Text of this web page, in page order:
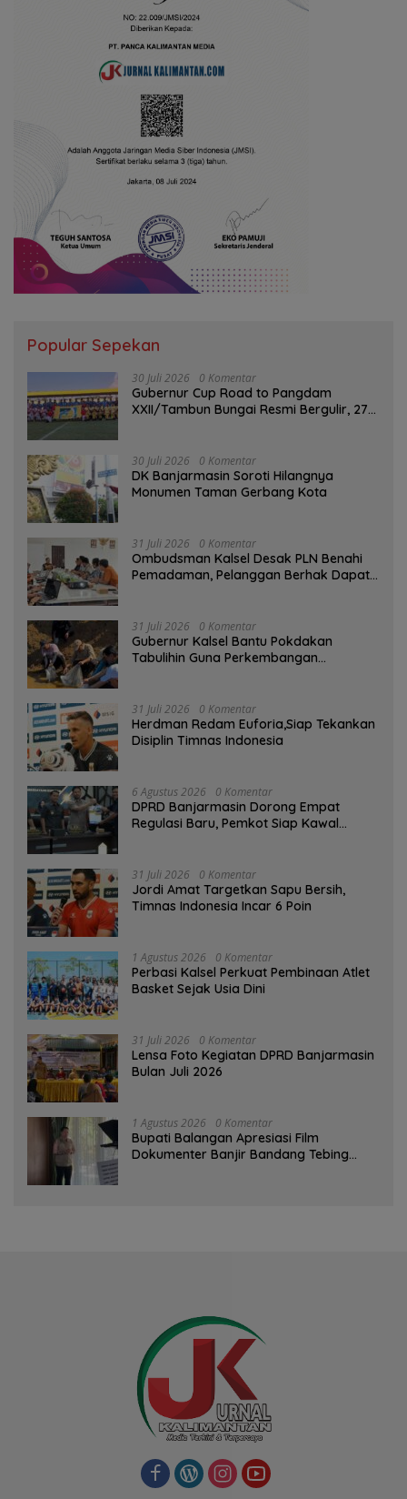
Popular Sepekan
30 Juli 2026 0 Komentar
Gubernur Cup Road to Pangdam
XXII/Tambun Bungai Resmi Bergulir, 27
30 Juli 2026 0 Komentar
DK Banjarmasin Soroti Hilangnya
Monumen Taman Gerbang Kota
31 Juli 2026 0 Komentar
Ombudsman Kalsel Desak PLN Benahi
Pemadaman, Pelanggan Berhak Dapat
31 Juli 2026 0 Komentar
Gubernur Kalsel Bantu Pokdakan
Tabulihin Guna Perkembangan
31 Juli 2026 0 Komentar
Herdman Redam Euforia,Siap Tekankan
Disiplin Timnas Indonesia
6 Agustus 2026 0 Komentar
DPRD Banjarmasin Dorong Empat
Regulasi Baru, Pemkot Siap Kawal
31 Juli 2026 0 Komentar
Jordi Amat Targetkan Sapu Bersih,
Timnas Indonesia Incar 6 Poin
1 Agustus 2026 0 Komentar
Perbasi Kalsel Perkuat Pembinaan Atlet
Basket Sejak Usia Dini
31 Juli 2026 0 Komentar
Lensa Foto Kegiatan DPRD Banjarmasin
Bulan Juli 2026
1 Agustus 2026 0 Komentar
Bupati Balangan Apresiasi Film
Dokumenter Banjir Bandang Tebing